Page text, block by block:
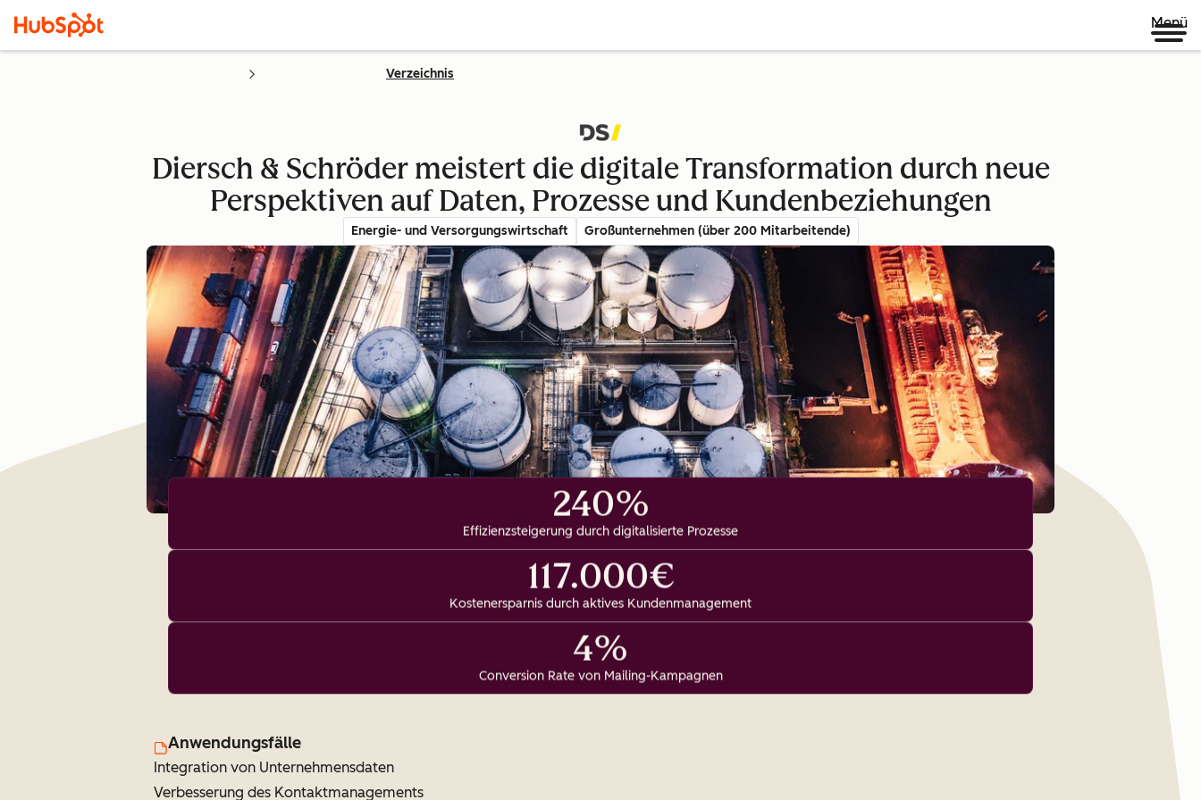
Menü
Verzeichnis
Diersch & Schröder meistert die digitale Transformation durch neue
Perspektiven auf Daten, Prozesse und Kundenbeziehungen
Energie- und Versorgungswirtschaft Großunternehmen (über 200 Mitarbeitende)
240%
Effizienzsteigerung durch digitalisierte Prozesse
117.000€
Kostenersparnis durch aktives Kundenmanagement
4%
Conversion Rate von Mailing-Kampagnen
Anwendungsfälle
Integration von Unternehmensdaten
Verbesserung des Kontaktmanagements